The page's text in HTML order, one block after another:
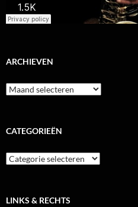
ARCHIEVEN
Archieven
CATEGORIEËN
Categorieën
LINKS & RECHTS